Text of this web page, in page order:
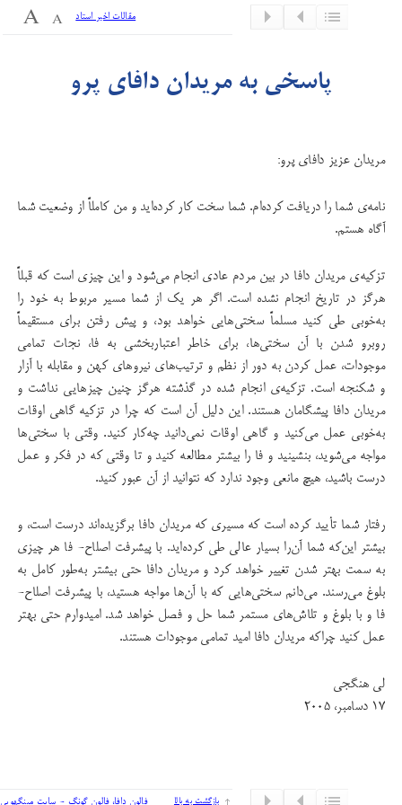
مقالات اخیر استاد
پاسخی به مریدان دافای پرو
مریدان عزیز دافای پرو:
نامه‌ی شما را دریافت کرده‌ام. شما سخت کار کرده‌اید و من کاملاً از وضعیت شما
آگاه هستم.
تزکیه‌ی مریدان دافا در بین مردم عادی انجام می‌شود و این چیزی است که قبلاً‌
هرگز در تاریخ انجام نشده است. اگر هر یک از شما مسیر مربوط به خود را
به‌خوبی طی کنید مسلماً سختی‌هایی خواهد بود، و پیش رفتن برای مستقیماً
روبرو شدن با آن سختی‌ها، برای خاطر اعتباربخشی به فا، نجات تمامی
موجودات، عمل کردن به دور از نظم و ترتیب‌های نیروهای کهن و مقابله با آزار
و شکنجه است. تزکیه‌ی انجام شده در گذشته هرگز چنین چیزهایی نداشت و
مریدان دافا پیشگامان هستند. این دلیل آن است که چرا در تزکیه گاهی اوقات
به‌خوبی عمل می‌کنید و گاهی اوقات نمی‌دانید چه‌کار کنید. وقتی با سختی‌ها
مواجه می‌شوید، بنشینید و فا را بیشتر مطالعه کنید و تا وقتی که در فکر و عمل
درست باشید، هیچ مانعی وجود ندارد که نتوانید از آن عبور کنید.
رفتار شما تأیید کرده است که مسیری که مریدان دافا برگزیده‌اند درست است، و
بیشتر این‌که شما آ‌ن‌را بسیار ‌عالی طی کرده‌اید. با پیشرفت اصلاح- فا هر چیزی
به سمت بهتر شدن تغییر خواهد کرد و مریدان دافا حتی بیشتر به‌طور کامل به
بلوغ می‌رسند. می‌دانم سختی‌هایی که با آن‌ها مواجه هستید، با پیشرفت اصلاح-
فا و با بلوغ و تلاش‌های مستمر شما حل و فصل خواهد شد. امیدوارم حتی بهتر
عمل کنید چراکه مریدان دافا امید تمامی موجودات هستند.
لی هنگجی
۱۷ دسامبر، ۲۰۰۵
فالون دافا، فالون گونگ - سایت مینگهویی بازگشت به بالا